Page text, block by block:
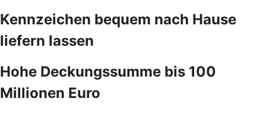
Kennzeichen bequem nach Hause
liefern lassen
Hohe Deckungssumme bis 100
Millionen Euro